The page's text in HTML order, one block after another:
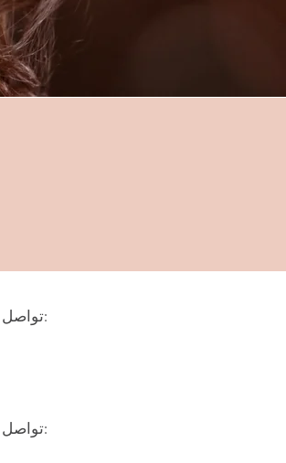
تواصل معنا:
تواصل معنا: